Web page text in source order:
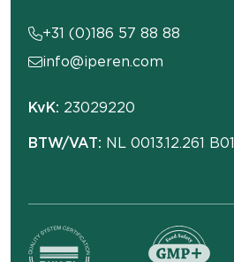
KvK: 23029220
BTW/VAT: NL 0013.12.261 B01
+31 (0)186 57 88 88
info@iperen.com